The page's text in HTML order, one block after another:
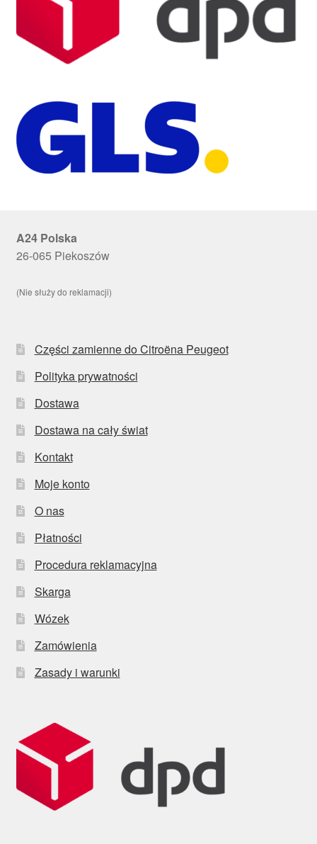
A24 Polska
26-065 Piekoszów
(Nie służy do reklamacji)
Części zamienne do Citroëna Peugeot
Polityka prywatności
Dostawa
Dostawa na cały świat
Kontakt
Moje konto
O nas
Płatności
Procedura reklamacyjna
Skarga
Wózek
Zamówienia
Zasady i warunki